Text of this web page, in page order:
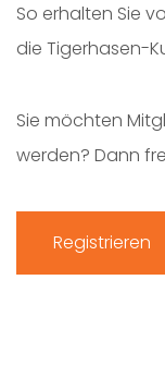
So erhalten Sie
die Tigerhasen-
Sie möchten
werden? Dann
Registrieren